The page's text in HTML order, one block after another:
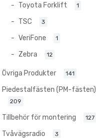
Toyota Forklift 1
TSC 3
VeriFone 1
Zebra 12
Övriga Produkter 141
Piedestalfästen (PM-fästen)
209
Tillbehör för montering 127
Tvåvägsradio 3